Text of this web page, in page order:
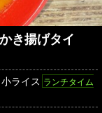
き揚げタイ
小ライス ランチタイム